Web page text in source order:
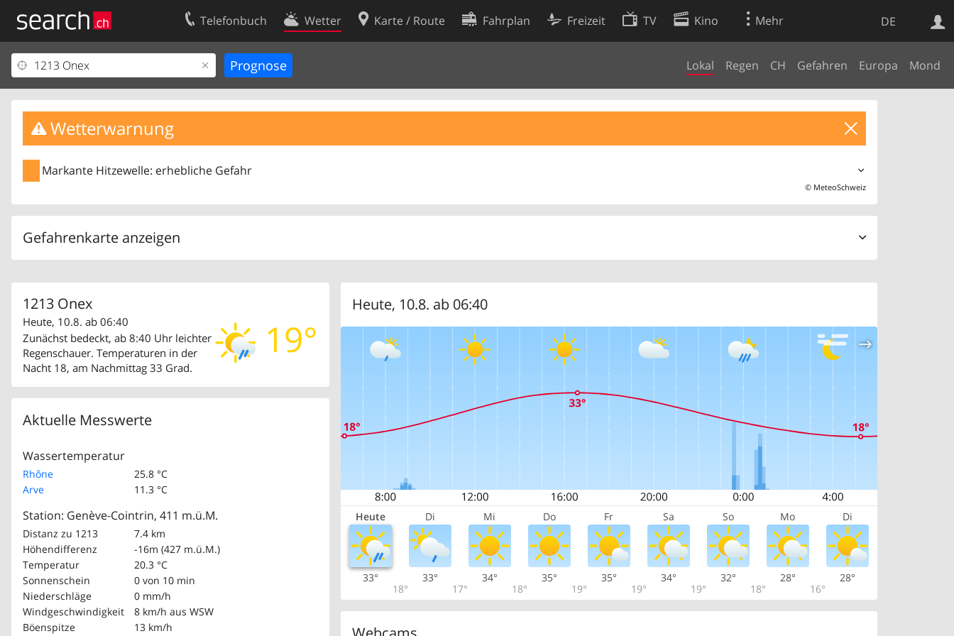
DE
Telefonbuch Wetter Karte / Route Fahrplan Freizeit TV Kino Mehr
Lokal Regen CH Gefahren Europa Mond
Wetterwarnung
Markante Hitzewelle: erhebliche Gefahr
© MeteoSchweiz
Gefahrenkarte anzeigen
1213 Onex
19°
Heute, 10.8. ab 06:40
Zunächst bedeckt, ab 8:40 Uhr leichter
Regenschauer. Temperaturen in der
Nacht 18, am Nachmittag 33 Grad.
Aktuelle Messwerte
Wassertemperatur
Rhône
25.8 °C
Arve
11.3 °C
Station: Genève-Cointrin, 411 m.ü.M.
Distanz zu 1213
7.4 km
Höhendifferenz
-16m (427 m.ü.M.)
Temperatur
20.3 °C
Sonnenschein
0 von 10 min
Niederschläge
0 mm/h
Windgeschwindigkeit
8 km/h aus WSW
Böenspitze
13 km/h
Heute, 10.8. ab 06:40
Heute Di Mi Do Fr Sa So Mo Di
33°
18°
33°
17°
34°
18°
35°
19°
35°
19°
34°
19°
32°
18°
28°
16°
28°
Websuche
Ihr Eintrag
Kundencenter Geschäftskunden
Impressum
Kontakt
Nutzungsbedingungen
Datenschutzerklärung
Cookie-Einstellungen
Entwickler